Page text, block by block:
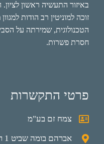
זוכה למוניטין רב הודות
הטכנולוגית, שמירתה על
חסרת פשרות.
פרטי התקשרות
צמח זם בע"מ
אברהם בומה שביט 1 ראשל"צ (מתחם יוקה פארק)